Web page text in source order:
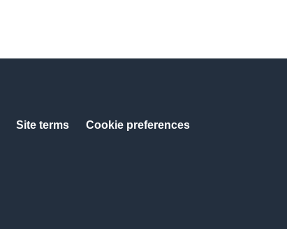
Site terms Cookie preferences